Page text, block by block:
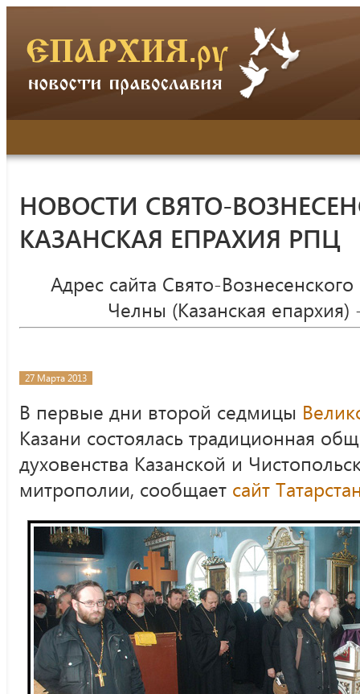
НОВОСТИ СВЯТО-
КАЗАНСКАЯ ЕПРАХИЯ РПЦ
Адрес сайта Свято-
Челны (Казанская
27 Марта 2013
В первые дни второй седмицы
Казани состоялась традиционная
духовенства Казанской и
митрополии, сообщает сайт